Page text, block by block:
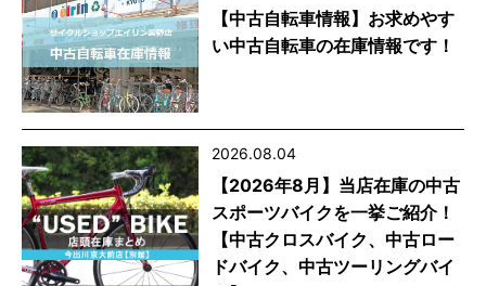
【中古自転車情報】お求めやす
い中古自転車の在庫情報です！
2026.08.04
【2026年8月】当店在庫の中古
スポーツバイクを一挙ご紹介！
【中古クロスバイク、中古ロー
ドバイク、中古ツーリングバイ